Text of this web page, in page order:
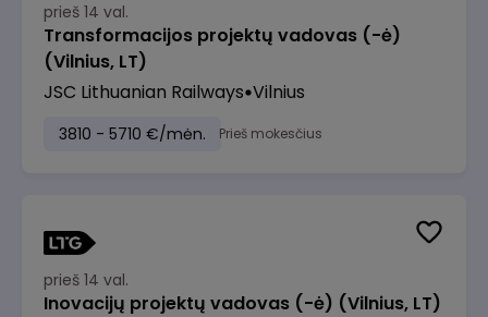
prieš 14 val.
Transformacijos projektų vadovas (-ė)
(Vilnius, LT)
JSC Lithuanian Railways Vilnius
3810 - 5710 €/mėn. Prieš mokesčius
prieš 14 val.
Inovacijų projektų vadovas (-ė) (Vilnius, LT)